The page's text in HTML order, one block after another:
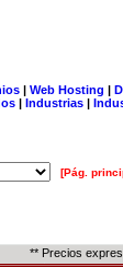
| Web Hosting |
| Industrias |
[Pág.
** Precios